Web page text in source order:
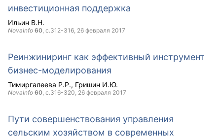
инвестиционная поддержка
Ильин В.Н.
NovaInfo 60, с.312-316, 26 февраля 2017
Реинжиниринг как эффективный инструмент
бизнес-моделирования
Тимиргалеева Р.Р. Гришин И.Ю.
NovaInfo 60, с.316-320, 26 февраля 2017
Пути совершенствования управления
сельским хозяйством в современных